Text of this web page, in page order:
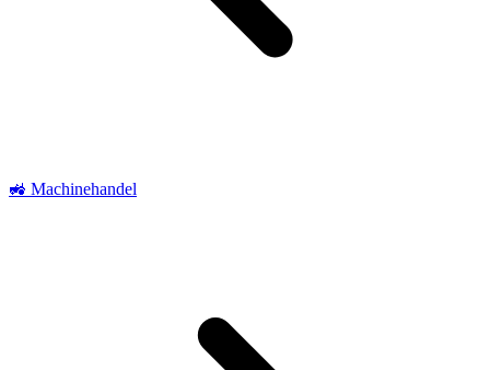
🚜 Machinehandel